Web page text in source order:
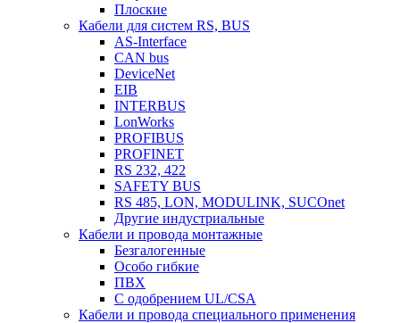
Плоские
Кабели для систем RS, BUS
AS-Interface
CAN bus
DeviceNet
EIB
INTERBUS
LonWorks
PROFIBUS
PROFINET
RS 232, 422
SAFETY BUS
RS 485, LON, MODULINK, SUCOnet
Другие индустриальные
Кабели и провода монтажные
Безгалогенные
Особо гибкие
ПВХ
С одобрением UL/CSA
Кабели и провода специального применения